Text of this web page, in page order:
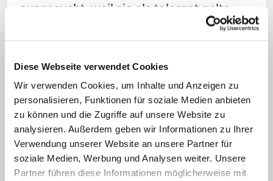
Diese Webseite verwendet Cookies
Wir verwenden Cookies, um Inhalte und Anzeigen zu
personalisieren, Funktionen für soziale Medien anbieten
zu können und die Zugriffe auf unsere Website zu
analysieren. Außerdem geben wir Informationen zu Ihrer
Verwendung unserer Website an unsere Partner für
soziale Medien, Werbung und Analysen weiter. Unsere
Partner führen diese Informationen möglicherweise mit
ausgesucht, weil sie als tolerant gelte.
Von einer Annullierung habe das Paar
erfahren. "Wenn es einfach wäre, eine
Ehe für ungültig zu erklären, müsste es
innerhalb der Kirche die Scheidung
geben. Und in der Kirche heiratet man
nur einmal", so Ayala. Das Paar will den
Priester unterstützen und das Gespräch
mit dem Erzbischof suchen. (cph)